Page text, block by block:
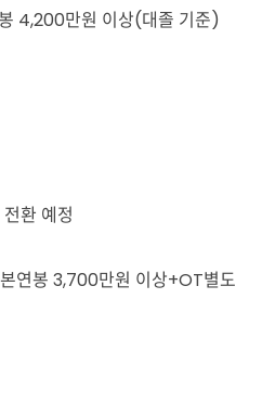
만원 이상(대졸 기준)
환 예정​
연봉 3,700만원 이상+OT별도